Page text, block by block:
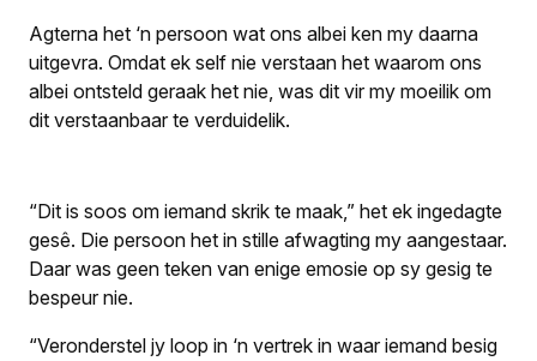
Agterna het ‘n persoon wat ons albei ken my daarna
uitgevra. Omdat ek self nie verstaan het waarom ons
albei ontsteld geraak het nie, was dit vir my moeilik om
dit verstaanbaar te verduidelik.
“Dit is soos om iemand skrik te maak,” het ek ingedagte
gesê. Die persoon het in stille afwagting my aangestaar.
Daar was geen teken van enige emosie op sy gesig te
bespeur nie.
“Veronderstel jy loop in ‘n vertrek in waar iemand besig